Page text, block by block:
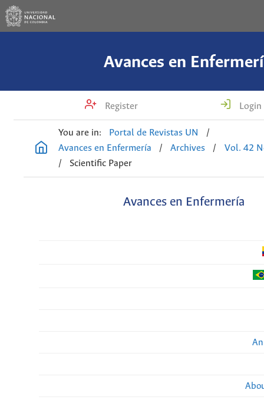
Avances en
Register Login
You are in: Portal de Revistas UN
/
Avances en Enfermería
/ Archives /
Vol. 42
/
Scientific Paper
Avances en Enfermería